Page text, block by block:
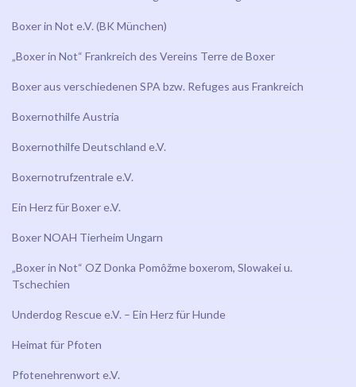
Boxer in Not e.V. (BK München)
„Boxer in Not“ Frankreich des Vereins Terre de Boxer
Boxer aus verschiedenen SPA bzw. Refuges aus Frankreich
Boxernothilfe Austria
Boxernothilfe Deutschland e.V.
Boxernotrufzentrale e.V.
Ein Herz für Boxer e.V.
Boxer NOAH Tierheim Ungarn
„Boxer in Not“ OZ Donka Pomôžme boxerom, Slowakei u.
Tschechien
Underdog Rescue e.V. – Ein Herz für Hunde
Heimat für Pfoten
Pfotenehrenwort e.V.